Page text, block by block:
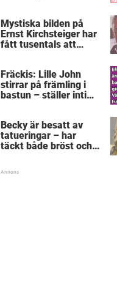
Mystiska bilden på
Ernst Kirchsteiger har
fått tusentals att
Fräckis: Lille John
stirrar på främling i
bastun – ställer intim
Becky är besatt av
tatueringar – har
täckt både bröst och